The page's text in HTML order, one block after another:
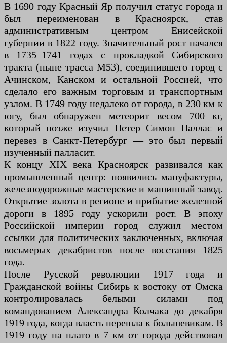
В 1690 году Красный Яр получил статус города и
был переименован в Красноярск, став
административным центром Енисейской
губернии в 1822 году. Значительный рост начался
в 1735–1741 годах с прокладкой Сибирского
тракта (ныне трасса М53), соединившего город с
Ачинском, Канском и остальной Россией, что
сделало его важным торговым и транспортным
узлом. В 1749 году недалеко от города, в 230 км к
югу, был обнаружен метеорит весом 700 кг,
который позже изучил Петер Симон Паллас и
перевез в Санкт-Петербург — это был первый
изученный палласит.
К концу XIX века Красноярск развивался как
промышленный центр: появились мануфактуры,
железнодорожные мастерские и машинный завод.
Открытие золота в регионе и прибытие железной
дороги в 1895 году ускорили рост. В эпоху
Российской империи город служил местом
ссылки для политических заключенных, включая
восьмерых декабристов после восстания 1825
года.
После Русской революции 1917 года и
Гражданской войны Сибирь к востоку от Омска
контролировалась белыми силами под
командованием Александра Колчака до декабря
1919 года, когда власть перешла к большевикам. В
1919 году на плато в 7 км от города действовал